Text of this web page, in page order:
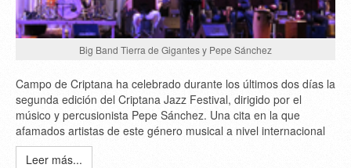
Big Band Tierra de Gigantes y Pepe Sánchez
Campo de Criptana ha celebrado durante los últimos dos días la
segunda edición del Criptana Jazz Festival, dirigido por el
músico y percusionista Pepe Sánchez. Una cita en la que
afamados artistas de este género musical a nivel internacional
Leer más...